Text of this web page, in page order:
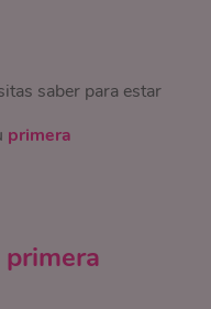
saber para estar
primera